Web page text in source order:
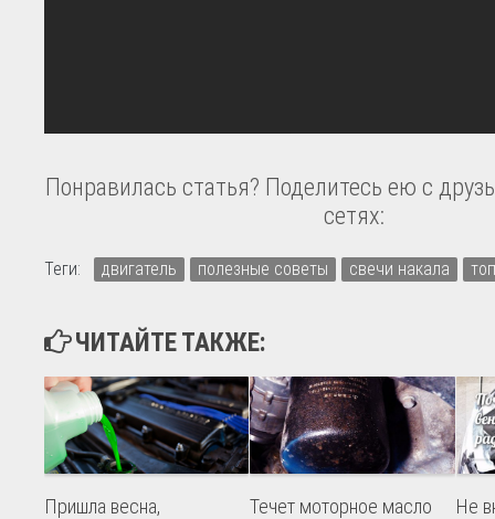
Понравилась статья? Поделитесь ею с
сетях:
Теги: двигатель полезные советы свечи накала
ЧИТАЙТЕ ТАКЖЕ:
Пришла весна,
Течет моторное масло
Не